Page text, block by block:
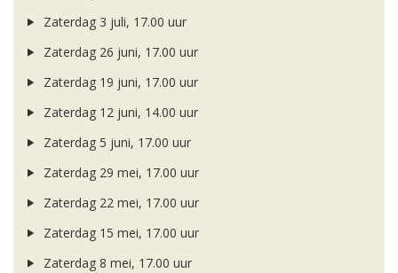
Zaterdag 3 juli, 17.00 uur
Zaterdag 26 juni, 17.00 uur
Zaterdag 19 juni, 17.00 uur
Zaterdag 12 juni, 14.00 uur
Zaterdag 5 juni, 17.00 uur
Zaterdag 29 mei, 17.00 uur
Zaterdag 22 mei, 17.00 uur
Zaterdag 15 mei, 17.00 uur
Zaterdag 8 mei, 17.00 uur